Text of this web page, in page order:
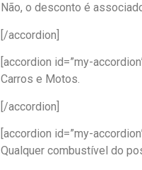
Não, o desconto é
[/accordion]
[accordion id=”my-
Carros e Motos.
[/accordion]
[accordion id=”my-
Qualquer combustível do